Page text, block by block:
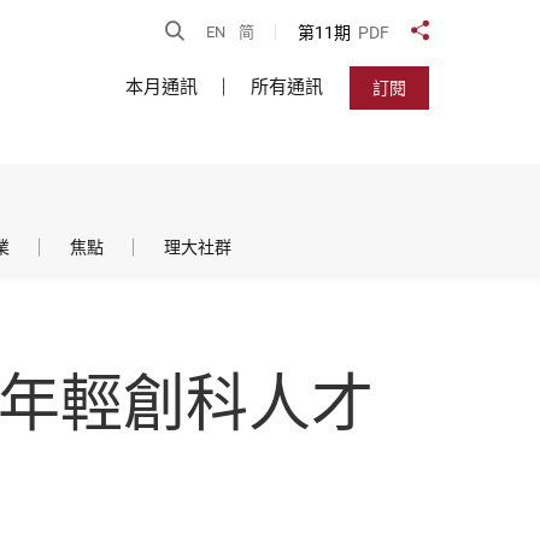
開啟搜尋
EN 简 第11期 PDF 分享到
本月通訊 所有通訊 訂閱
焦點 理大社群
輕創科人才